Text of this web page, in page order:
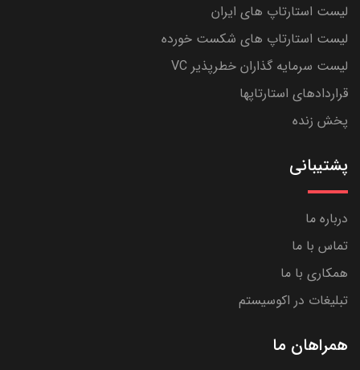
لیست استارتاپ های ایران
لیست استارتاپ های شکست خورده
لیست سرمایه گذاران خطرپذیر VC
قراردادهای استارتاپها
پخش زنده
پشتیبانی
درباره ما
تماس با ما
همکاری با ما
تبلیغات در اکوسیستم
همراهان ما